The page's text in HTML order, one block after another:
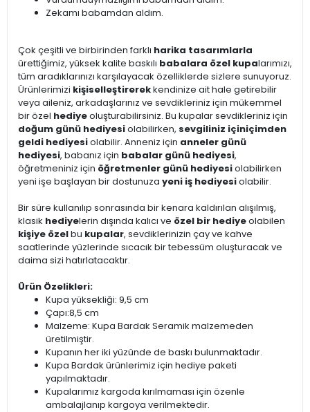
Zekamı babamdan aldım.
Çok çeşitli ve birbirinden farklı harika tasarımlarla
ürettiğimiz, yüksek kalite baskılı babalara özel kupalarımızı,
tüm aradıklarınızı karşılayacak özelliklerde sizlere sunuyoruz.
Ürünlerimizi kişiselleştirerekkendinize ait hale getirebilir
veya aileniz, arkadaşlarınız ve sevdikleriniz için mükemmel
bir özel hediyeoluşturabilirsiniz. Bu kupalar sevdikleriniz için
doğum günü hediyesiolabilirken, sevgiliniz içiniçimden
geldi hediyesiolabilir. Anneniz için anneler günü
hediyesi, babanız için babalar günü hediyesi,
öğretmeniniz için öğretmenler günü hediyesiolabilirken
yeni işe başlayan bir dostunuza yeni iş hediyesiolabilir.
Bir süre kullanılıp sonrasında bir kenara kaldırılan alışılmış,
klasik hediyelerin dışında kalıcı ve özel bir hediyeolabilen
kişiye özelbu kupalar, sevdiklerinizin çay ve kahve
saatlerinde yüzlerinde sıcacık bir tebessüm oluşturacak ve
daima sizi hatırlatacaktır.
Ürün Özelikleri:
Kupa yüksekliği: 9,5 cm
Çapı:8,5 cm
Malzeme: Kupa Bardak Seramik malzemeden
üretilmiştir.
Kupanın her iki yüzünde de baskı bulunmaktadır.
Kupa Bardak ürünlerimiz için hediye paketi
yapılmaktadır.
Kupalarımız kargoda kırılmaması için özenle
ambalajlanıp kargoya verilmektedir.